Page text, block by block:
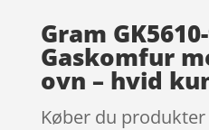
Gram
Gaskomfur
ovn – hvid
Køber du